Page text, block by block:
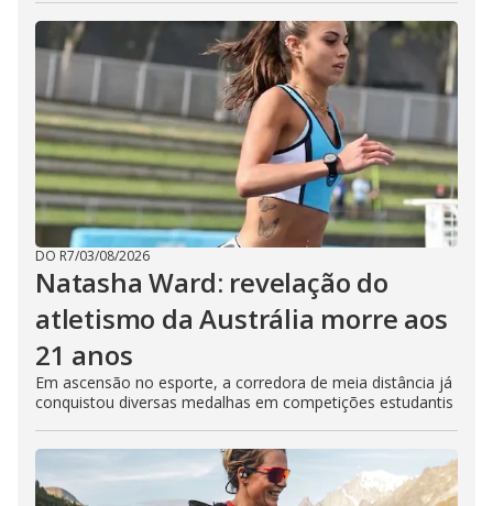
DO R7/03/08/2026
Natasha Ward: revelação do
atletismo da Austrália morre aos
21 anos
Em ascensão no esporte, a corredora de meia distância já
conquistou diversas medalhas em competições estudantis